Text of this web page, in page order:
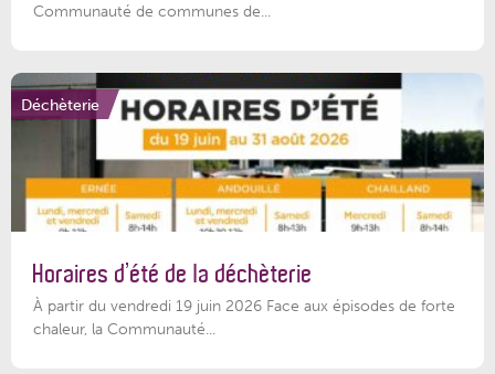
Communauté de communes de...
Déchèterie
Horaires d’été de la déchèterie
À partir du vendredi 19 juin 2026 Face aux épisodes de forte
chaleur, la Communauté...